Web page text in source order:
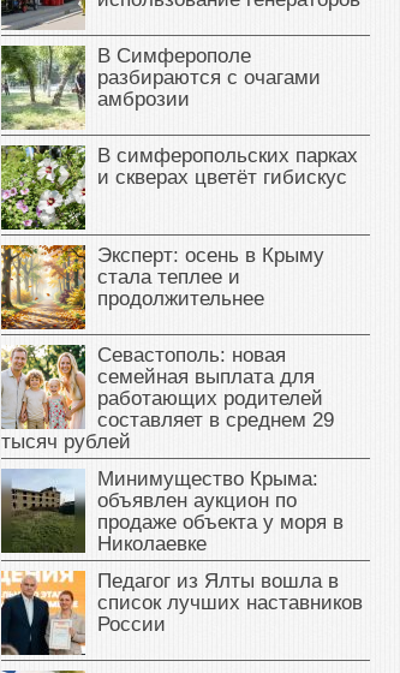
В Симферополе
разбираются с очагами
амброзии
В симферопольских парках
и скверах цветёт гибискус
Эксперт: осень в Крыму
стала теплее и
продолжительнее
Севастополь: новая
семейная выплата для
работающих родителей
составляет в среднем 29
тысяч рублей
Минимущество Крыма:
объявлен аукцион по
продаже объекта у моря в
Николаевке
Педагог из Ялты вошла в
список лучших наставников
России